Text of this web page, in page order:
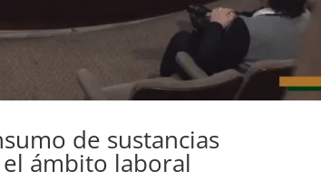
de sustancias
ámbito laboral